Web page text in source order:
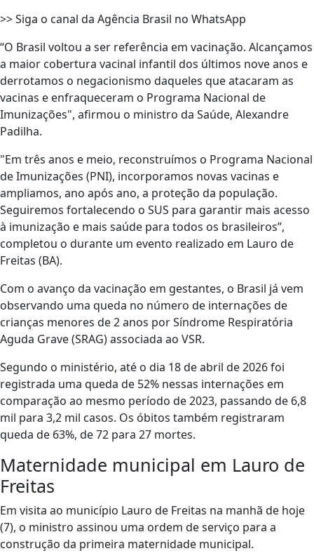
>> Siga o canal da Agência Brasil no WhatsApp
“O Brasil voltou a ser referência em vacinação. Alcançamos
a maior cobertura vacinal infantil dos últimos nove anos e
derrotamos o negacionismo daqueles que atacaram as
vacinas e enfraqueceram o Programa Nacional de
Imunizações", afirmou o ministro da Saúde, Alexandre
Padilha.
"Em três anos e meio, reconstruímos o Programa Nacional
de Imunizações (PNI), incorporamos novas vacinas e
ampliamos, ano após ano, a proteção da população.
Seguiremos fortalecendo o SUS para garantir mais acesso
à imunização e mais saúde para todos os brasileiros”,
completou o durante um evento realizado em Lauro de
Freitas (BA).
Com o avanço da vacinação em gestantes, o Brasil já vem
observando uma queda no número de internações de
crianças menores de 2 anos por Síndrome Respiratória
Aguda Grave (SRAG) associada ao VSR.
Segundo o ministério, até o dia 18 de abril de 2026 foi
registrada uma queda de 52% nessas internações em
comparação ao mesmo período de 2023, passando de 6,8
mil para 3,2 mil casos. Os óbitos também registraram
queda de 63%, de 72 para 27 mortes.
Maternidade municipal em Lauro de
Freitas
Em visita ao município Lauro de Freitas na manhã de hoje
(7), o ministro assinou uma ordem de serviço para a
construção da primeira maternidade municipal.